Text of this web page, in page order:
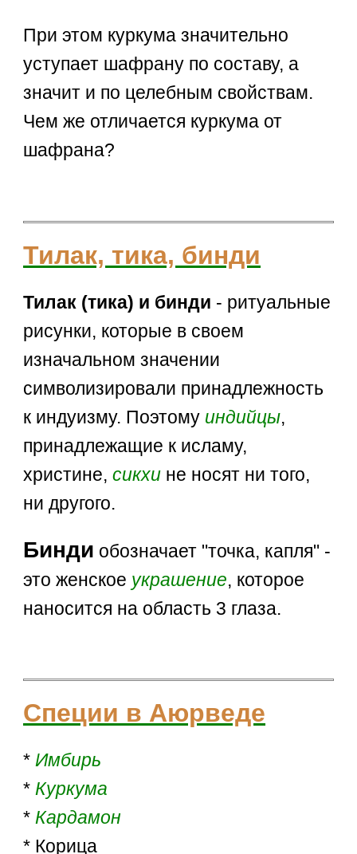
При этом куркума значительно
уступает шафрану по составу, а
значит и по целебным свойствам.
Чем же отличается куркума от
шафрана?
Тилак, тика, бинди
Тилак (тика) и бинди - ритуальные
рисунки, которые в своем
изначальном значении
символизировали принадлежность
к индуизму. Поэтому индийцы,
принадлежащие к исламу,
христине,сикхи не носят ни того,
ни другого.
Бинди обозначает "точка, капля" -
это женское украшение, которое
наносится на область 3 глаза.
Специи в Аюрведе
* Имбирь
* Куркума
* Кардамон
* Корица